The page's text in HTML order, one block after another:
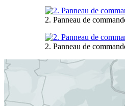
2. Panneau de
2. Panneau de